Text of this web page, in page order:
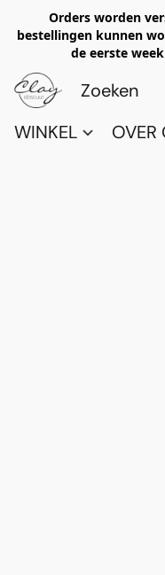
Orders worden
bestellingen kunnen
de eerste
WINKEL OVER